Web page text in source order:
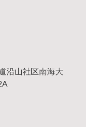
沿山社区南海大